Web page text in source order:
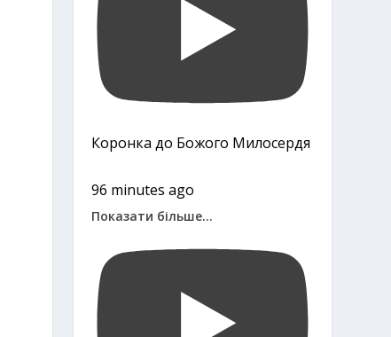
Коронка до Божого Милосердя
96 minutes ago
Показати більше...